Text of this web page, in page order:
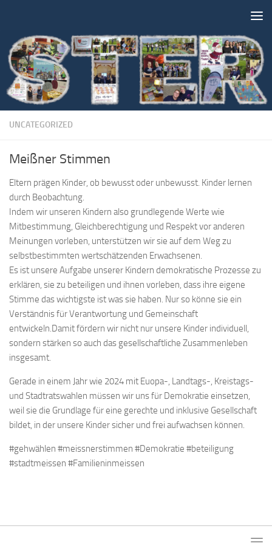
UNCATEGORIZED
Meißner Stimmen
Eltern prägen Kinder, ob bewusst oder unbewusst. Kinder lernen
durch Beobachtung.
Indem wir unseren Kindern also grundlegende Werte wie
Mitbestimmung, Gleichberechtigung und Respekt vor anderen
Meinungen vorleben, unterstützen wir sie auf dem Weg zu
selbstbestimmten wertschätzenden Erwachsenen.
Es ist unsere Aufgabe unserer Kindern demokratische Prozesse zu
erklären, sie zu beteiligen und ihnen vorleben, dass ihre eigene
Stimme das wichtigste ist was sie haben. Nur so könne sie ein
Verständnis für Verantwortung und Gemeinschaft
entwickeln.Damit fördern wir nicht nur unsere Kinder individuell,
sondern stärken so auch das gesellschaftliche Zusammenleben
insgesamt.
Gerade in einem Jahr wie 2024 mit Euopa-, Landtags-, Kreistags-
und Stadtratswahlen müssen wir uns für Demokratie einsetzen,
weil sie die Grundlage für eine gerechte und inklusive Gesellschaft
bildet, in der unsere Kinder sicher und frei aufwachsen können.
#gehwählen #meissnerstimmen #Demokratie #beteiligung
#stadtmeissen #Familieninmeissen